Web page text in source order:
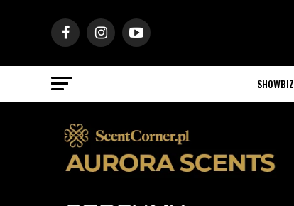
SHOWBIZ